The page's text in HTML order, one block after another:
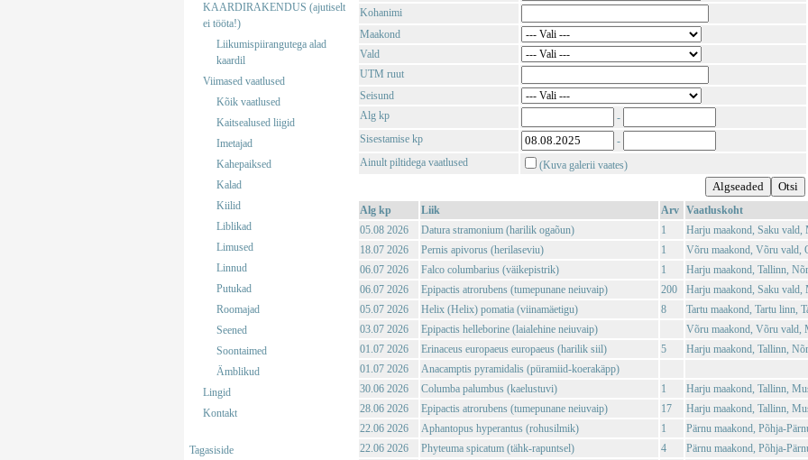
KAARDIRAKENDUS (ajutiselt
ei tööta!)
Liikumispiirangutega alad
kaardil
Viimased vaatlused
Kõik vaatlused
Kaitsealused liigid
Imetajad
Kahepaiksed
Kalad
Kiilid
Liblikad
Limused
Linnud
Putukad
Roomajad
Seened
Soontaimed
Ämblikud
Lingid
Kontakt
Tagasiside
Kohanimi
Maakond
Vald
UTM ruut
Seisund
Alg kp
-
Sisestamise kp
-
Ainult piltidega vaatlused
(Kuva galerii vaates)
Alg kp Liik Arv
Vaatluskoht
05.08 2026
Datura stramonium (harilik ogaõun) 1
Harju maakond, Saku vald,
18.07 2026
Pernis apivorus (herilaseviu) 1
Võru maakond, Võru vald,
06.07 2026
Falco columbarius (väikepistrik) 1
Harju maakond, Tallinn,
06.07 2026
Epipactis atrorubens (tumepunane neiuvaip) 200
Harju maakond, Saku vald,
05.07 2026
Helix (Helix) pomatia (viinamäetigu) 8
Tartu maakond, Tartu linn,
03.07 2026
Epipactis helleborine (laialehine neiuvaip)
Võru maakond, Võru vald,
01.07 2026
Erinaceus europaeus europaeus (harilik siil) 5
Harju maakond, Tallinn,
01.07 2026
Anacamptis pyramidalis (püramiid-koerakäpp)
30.06 2026
Columba palumbus (kaelustuvi) 1
Harju maakond, Tallinn,
28.06 2026
Epipactis atrorubens (tumepunane neiuvaip) 17
Harju maakond, Tallinn,
22.06 2026
Aphantopus hyperantus (rohusilmik) 1
Pärnu maakond, Põhja-
22.06 2026
Phyteuma spicatum (tähk-rapuntsel) 4 Pärnu maakond, Põhja-